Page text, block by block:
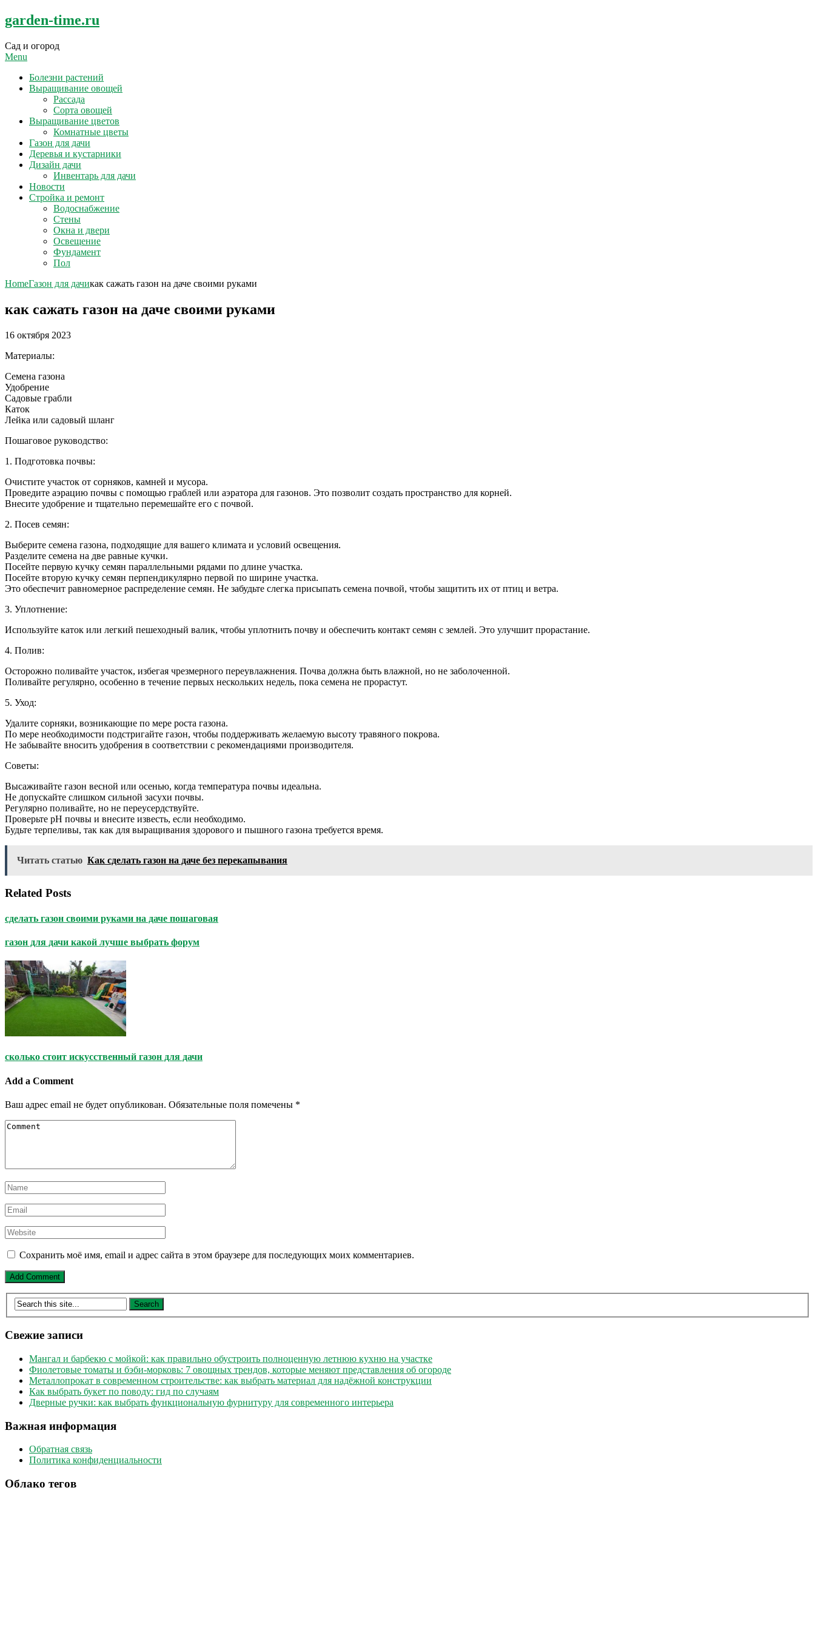
Skip
to
garden-time.ru
Сад и огород
Menu
Болезни растений
Выращивание овощей
Рассада
Сорта овощей
Выращивание цветов
Комнатные цветы
Газон для дачи
Деревья и кустарники
Дизайн дачи
Инвентарь для дачи
Новости
Стройка и ремонт
Водоснабжение
Стены
Окна и двери
Освещение
Фундамент
Пол
HomeГазон для дачикак сажать газон на даче своими руками
как сажать газон на даче своими руками
16 октября 2023
Материалы:
Семена газона
Удобрение
Садовые грабли
Каток
Лейка или садовый шланг
Пошаговое руководство:
1. Подготовка почвы:
Очистите участок от сорняков, камней и мусора.
Проведите аэрацию почвы с помощью граблей или аэратора для газонов. Это позволит создать пространство для корней.
Внесите удобрение и тщательно перемешайте его с почвой.
2. Посев семян:
Выберите семена газона, подходящие для вашего климата и условий освещения.
Разделите семена на две равные кучки.
Посейте первую кучку семян параллельными рядами по длине участка.
Посейте вторую кучку семян перпендикулярно первой по ширине участка.
Это обеспечит равномерное распределение семян. Не забудьте слегка присыпать семена почвой, чтобы защитить их от птиц и ветра.
3. Уплотнение:
Используйте каток или легкий пешеходный валик, чтобы уплотнить почву и обеспечить контакт семян с землей. Это улучшит прорастание.
4. Полив:
Осторожно поливайте участок, избегая чрезмерного переувлажнения. Почва должна быть влажной, но не заболоченной.
Поливайте регулярно, особенно в течение первых нескольких недель, пока семена не прорастут.
5. Уход:
Удалите сорняки, возникающие по мере роста газона.
По мере необходимости подстригайте газон, чтобы поддерживать желаемую высоту травяного покрова.
Не забывайте вносить удобрения в соответствии с рекомендациями производителя.
Советы:
Высаживайте газон весной или осенью, когда температура почвы идеальна.
Не допускайте слишком сильной засухи почвы.
Регулярно поливайте, но не переусердствуйте.
Проверьте pH почвы и внесите известь, если необходимо.
Будьте терпеливы, так как для выращивания здорового и пышного газона требуется время.
Читать статью Как сделать газон на даче без перекапывания
Related Posts
сделать газон своими руками на даче пошаговая
газон для дачи какой лучше выбрать форум
сколько стоит искусственный газон для дачи
Add a Comment
Ваш адрес email не будет опубликован. Обязательные поля помечены *
Сохранить моё имя, email и адрес сайта в этом браузере для последующих моих комментариев.
Свежие записи
Мангал и барбекю с мойкой: как правильно обустроить полноценную летнюю кухню на участке
Фиолетовые томаты и бэби-морковь: 7 овощных трендов, которые меняют представления об огороде
Металлопрокат в современном строительстве: как выбрать материал для надёжной конструкции
Как выбрать букет по поводу: гид по случаям
Дверные ручки: как выбрать функциональную фурнитуру для современного интерьера
Важная информация
Обратная связь
Политика конфиденциальности
Облако тегов